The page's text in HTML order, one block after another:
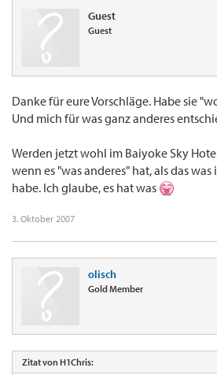
Guest
Guest
Danke für eure Vorschläge. Habe sie
Und mich für was ganz anderes
Werden jetzt wohl im Baiyoke Sky
wenn es "was anderes" hat, als das
habe. Ich glaube, es hat was
3. Oktober 2007
olisch
Gold Member
Zitat von H1Chris: